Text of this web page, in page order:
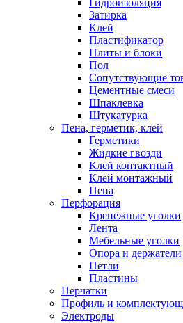
Гидроизоляция
Затирка
Клей
Пластификатор
Плиты и блоки
Пол
Сопутствующие
Цементные смеси
Шпаклевка
Штукатурка
Пена, герметик, клей
Герметики
Жидкие гвозди
Клей контактный
Клей монтажный
Пена
Перфорация
Крепежные уголки
Лента
Мебельные уголки
Опора и держатели
Петли
Пластины
Перчатки
Профиль и
Электроды